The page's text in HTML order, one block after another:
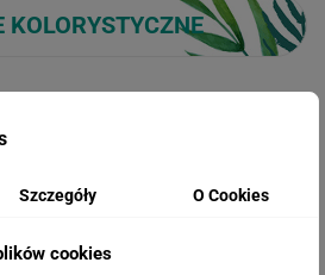
KOLORYSTYCZNE
Szczegóły O Cookies
cookies